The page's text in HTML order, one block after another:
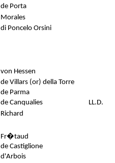
de Porta
Morales
di Poncelo Orsini
von Hessen
de Villars (or) della Torre
de Parma
de Canqualies
LL.D.
Richard
Fr�taud
de Castiglione
d'Arbois